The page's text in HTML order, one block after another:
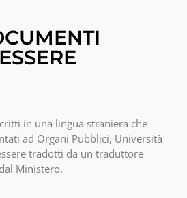
in una lingua straniera che
ad Organi Pubblici, Università
tradotti da un traduttore
Ministero.